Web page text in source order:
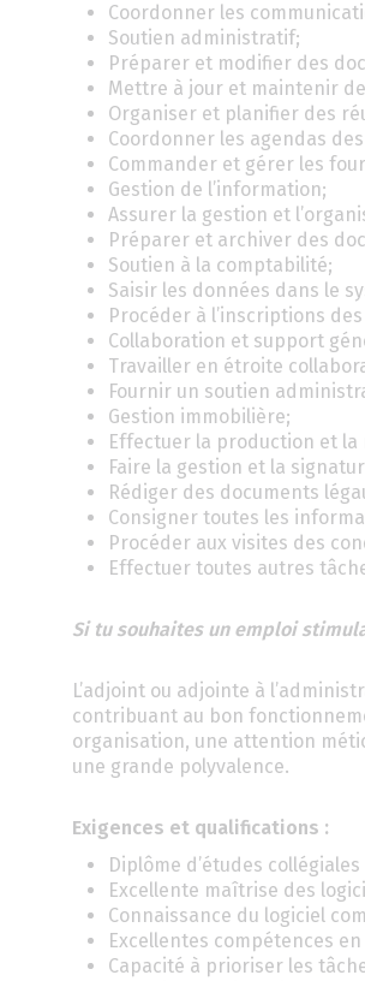
Coordonner les
Soutien administratif;
Préparer et modifier des
Mettre à jour et maintenir
Organiser et planifier des
Coordonner les agendas
Commander et gérer les
Gestion de l’information;
Assurer la gestion et
Préparer et archiver des
Soutien à la comptabilité;
Saisir les données dans le
Procéder à l’inscriptions
Collaboration et support
Travailler en étroite
Fournir un soutien
Gestion immobilière;
Effectuer la production et la
Faire la gestion et la
Rédiger des documents
Consigner toutes les
Procéder aux visites des
Effectuer toutes autres
Si tu souhaites un emploi
L’adjoint ou adjointe à
contribuant au bon
organisation, une attention
une grande polyvalence.
Exigences et qualifications :
Diplôme d’études
Excellente maîtrise des
Connaissance du logiciel
Excellentes compétences
Capacité à prioriser les